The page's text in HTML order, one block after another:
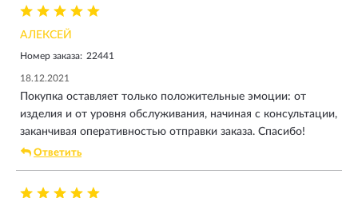
АЛЕКСЕЙ
Номер заказа: 22441
18.12.2021
Покупка оставляет только положительные эмоции: от
изделия и от уровня обслуживания, начиная с консультации,
заканчивая оперативностью отправки заказа. Спасибо!
Ответить